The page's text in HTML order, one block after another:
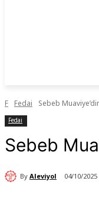
F Fedai Sebeb
Fedai
Sebeb
By Aleviyol 04/10/2025